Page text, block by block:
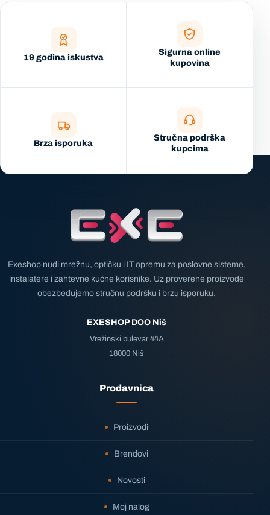
19 godina iskustva
Sigurna online
kupovina
Brza isporuka
Stručna podrška
kupcima
Exeshop nudi mrežnu, optičku i IT opremu za poslovne sisteme,
instalatere i zahtevne kućne korisnike. Uz proverene proizvode
obezbeđujemo stručnu podršku i brzu isporuku.
EXESHOP DOO Niš
Vrežinski bulevar 44A
18000 Niš
Prodavnica
Proizvodi
Brendovi
Novosti
Moj nalog